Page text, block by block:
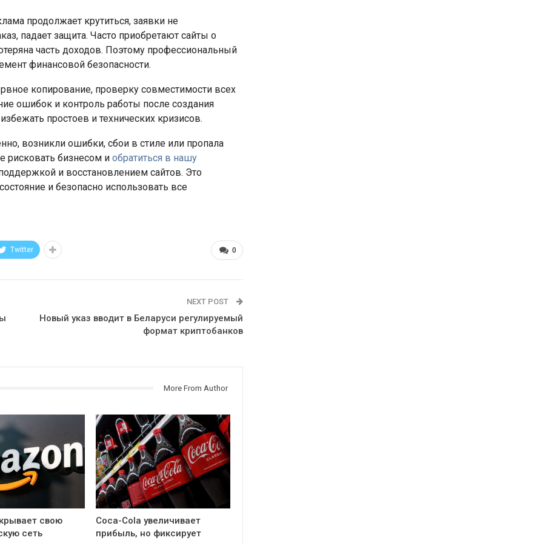
продолжает крутиться, заявки не
падает защита. Часто приобретают сайты о
часть доходов. Поэтому профессиональный
финансовой безопасности.
копирование, проверку совместимости всех
ошибок и контроль работы после создания
простоев и технических кризисов.
возникли ошибки, сбои в стиле или пропала
рисковать бизнесом и обратиться в нашу
и восстановлением сайтов. Это
и безопасно использовать все
0
Twitter
NEXT POST
Новый указ вводит в Беларуси регулируемый
формат криптобанков
More From Author
свою
сеть
Coca-Cola увеличивает
прибыль, но фиксирует